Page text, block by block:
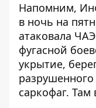
Напомним,
в ночь на
атаковала
фугасной
укрытие,
разрушенного
саркофаг.